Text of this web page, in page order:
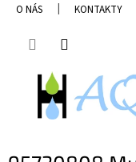
PřejítO NÁS KONTAKTY